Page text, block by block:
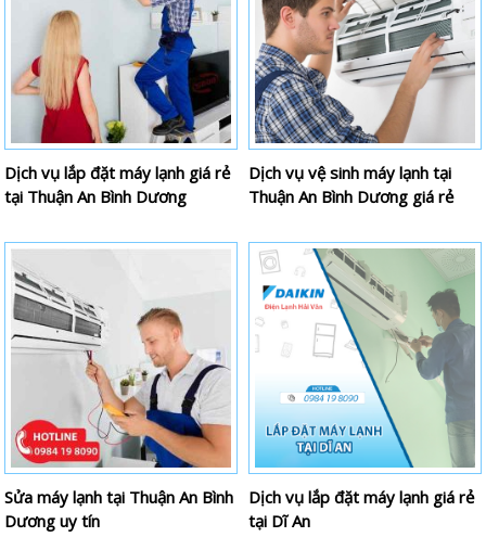
Dịch vụ lắp đặt máy lạnh giá rẻ
tại Thuận An Bình Dương
Dịch vụ vệ sinh máy lạnh tại
Thuận An Bình Dương giá rẻ
Sửa máy lạnh tại Thuận An Bình
Dương uy tín
Dịch vụ lắp đặt máy lạnh giá rẻ
tại Dĩ An